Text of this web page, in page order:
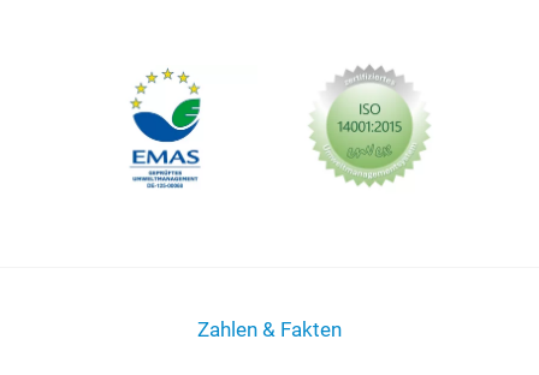
Zahlen & Fakten